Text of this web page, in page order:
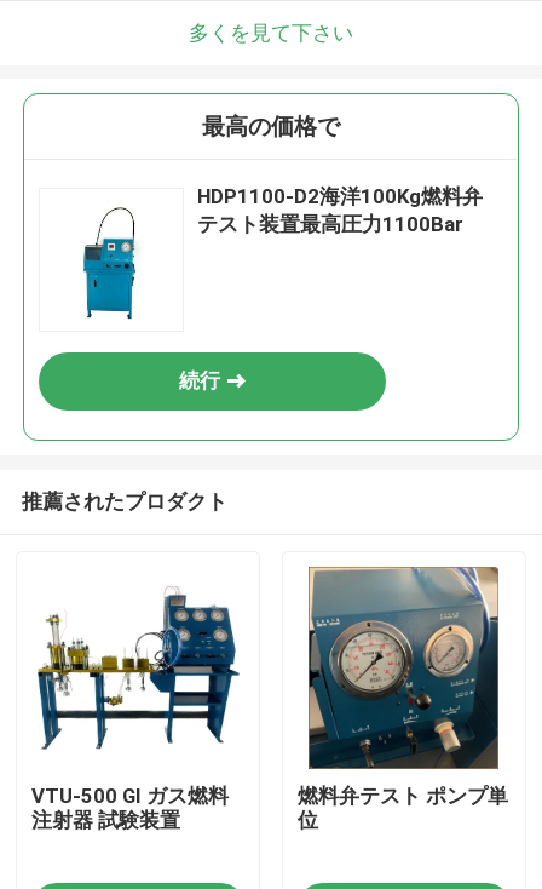
多くを見て下さい
最高の価格で
HDP1100-D2海洋100Kg燃料弁
テスト装置最高圧力1100Bar
続行
推薦されたプロダクト
VTU-500 GI ガス燃料
注射器 試験装置
燃料弁テスト ポンプ単
位